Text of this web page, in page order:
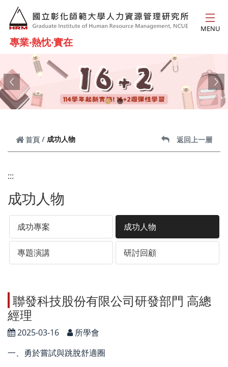
跳到主要內容
專業‧熱忱‧實在
MENU
Previous
首頁 成功人物 返回上一層
:::
成功人物
成功專案 成功人物
專題演講 研討回顧
聯發科技股份有限公司研發部門 高總
經理
2025-03-16
所學會
一、勇於嘗試與跳脫舒適圈